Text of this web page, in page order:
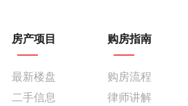
4PM-9PM
Oval
盛大举行！
房产项目
最新楼盘
二手信息
购房指南
购房流程
律师讲解